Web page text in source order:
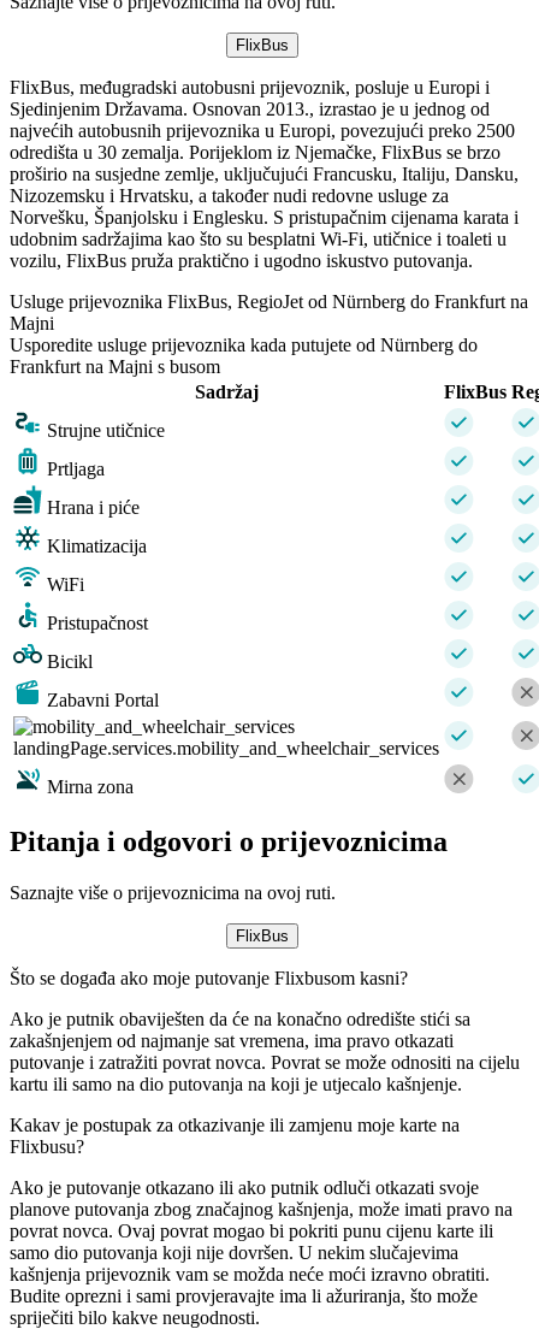
FlixBus
FlixBus, međugradski autobusni prijevoznik, posluje u Europi i
Sjedinjenim Državama. Osnovan 2013., izrastao je u jednog od
najvećih autobusnih prijevoznika u Europi, povezujući preko 2500
odredišta u 30 zemalja. Porijeklom iz Njemačke, FlixBus se brzo
proširio na susjedne zemlje, uključujući Francusku, Italiju, Dansku,
Nizozemsku i Hrvatsku, a također nudi redovne usluge za
Norvešku, Španjolsku i Englesku. S pristupačnim cijenama karata i
udobnim sadržajima kao što su besplatni Wi-Fi, utičnice i toaleti u
vozilu, FlixBus pruža praktično i ugodno iskustvo putovanja.
Usluge prijevoznika FlixBus, RegioJet od Nürnberg do Frankfurt na
Majni
Usporedite usluge prijevoznika kada putujete od Nürnberg do
Frankfurt na Majni s busom
Sadržaj
FlixBus
Strujne utičnice
Prtljaga
Hrana i piće
Klimatizacija
WiFi
Pristupačnost
Bicikl
Zabavni Portal
landingPage.services.mobility_and_wheelchair_services
Mirna zona
Pitanja i odgovori o prijevoznicima
Saznajte više o prijevoznicima na ovoj ruti.
FlixBus
Što se događa ako moje putovanje Flixbusom kasni?
Ako je putnik obaviješten da će na konačno odredište stići sa
zakašnjenjem od najmanje sat vremena, ima pravo otkazati
putovanje i zatražiti povrat novca. Povrat se može odnositi na cijelu
kartu ili samo na dio putovanja na koji je utjecalo kašnjenje.
Kakav je postupak za otkazivanje ili zamjenu moje karte na
Flixbusu?
Ako je putovanje otkazano ili ako putnik odluči otkazati svoje
planove putovanja zbog značajnog kašnjenja, može imati pravo na
povrat novca. Ovaj povrat mogao bi pokriti punu cijenu karte ili
samo dio putovanja koji nije dovršen. U nekim slučajevima
kašnjenja prijevoznik vam se možda neće moći izravno obratiti.
Budite oprezni i sami provjeravajte ima li ažuriranja, što može
spriječiti bilo kakve neugodnosti.